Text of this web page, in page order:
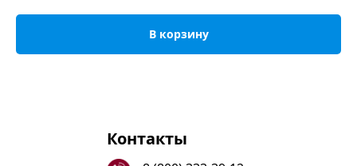
В корзину
Контакты